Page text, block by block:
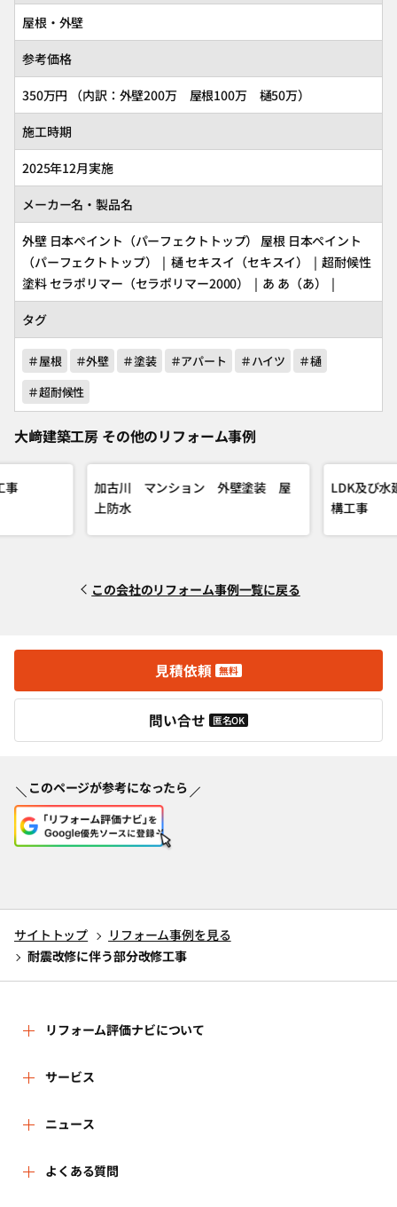
屋根・外壁
参考価格
350万円 （内訳：外壁200万 屋根100万 樋50万）
施工時期
2025年12月実施
メーカー名・製品名
外壁 日本ペイント （パーフェクトトップ） 屋根 日本ペイント
（パーフェクトトップ） | 樋セキスイ （セキスイ） | 超耐候性
塗料セラポリマー （セラポリマー2000） | あ あ （あ） |
タグ
＃屋根 ＃外壁 ＃塗装 ＃アパート ＃ハイツ
＃樋
＃超耐候性
大﨑建築工房 その他のリフォーム事例
事
加古川 マンション 外壁塗装 屋
上防水
LDK及び水
構工事
この会社のリフォーム事例一覧に戻る
見積依頼 無料
問い合せ 匿名OK
このページが参考になったら
サイトトップ
リフォーム事例を見る
耐震改修に伴う部分改修工事
リフォーム評価ナビについて
リフォーム評価ナビとは
運営体制
はじめての方へ
サービス
リフォーム会社を探す
リフォーム事例を見る
ニュース
新着情報
よくある質問